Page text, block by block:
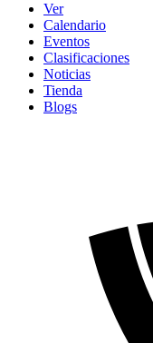
Ver
Calendario
Eventos
Clasificaciones
Noticias
Tienda
Blogs